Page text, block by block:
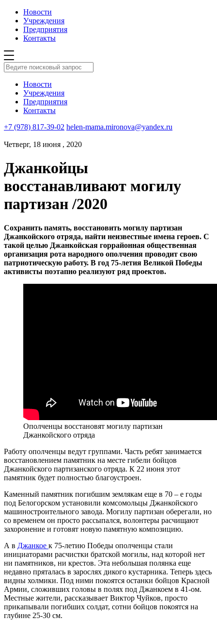
Новости
Учреждения
Предприятия
Контакты
Новости
Учреждения
Предприятия
Контакты
+7 (978) 817-39-02 helen-mama.mironova@yandex.ru
Четверг, 18 июня , 2020
Джанкойцы
восстанавливают могилу
партизан /2020
Сохранить память, восстановить могилу партизан
Джанкойского отряда, найти неизвестные имена героев. С
такой целью Джанкойская горрайонная общественная
организация рота народного ополчения проводит свою
патриотическую работу. В год 75-летия Великой Победы
активисты поэтапно реализуют ряд проектов.
Ополченцы восстановят могилу партизан
Джанкойского отряда
Работу ополченцы ведут группами. Часть ребят занимается
восстановлением памятник на месте гибели бойцов
Джанкойского партизанского отряда. К 22 июня этот
памятник будет полностью благоустроен.
Каменный памятник погибшим землякам еще в 70 – е годы
под Белогорском установили комсомольцы Джанкойского
машиностроительного завода. Могилу партизан оберегали, но
со временем он просто рассыпался, волонтеры расчищают
захоронение и готовят новую памятную композицию.
А в Джанкое к 75-летию Победы ополченцы стали
инициаторами расчистки братской могилы, над которой нет
ни памятников, ни крестов. Эта небольшая полянка еще
недавно пряталась в зарослях дикого кустарника. Теперь здесь
видны холмики. Под ними покоятся останки бойцов Красной
Армии, сложивших головы в полях под Джанкоем в 41-ом.
Местные жители, рассказывает Виктор Чуйков, просто
прикапывали погибших солдат, сотни бойцов покоятся на
глубине 25-30 см.